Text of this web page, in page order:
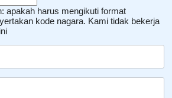
apakah harus mengikuti format
kode nagara. Kami tidak bekerja